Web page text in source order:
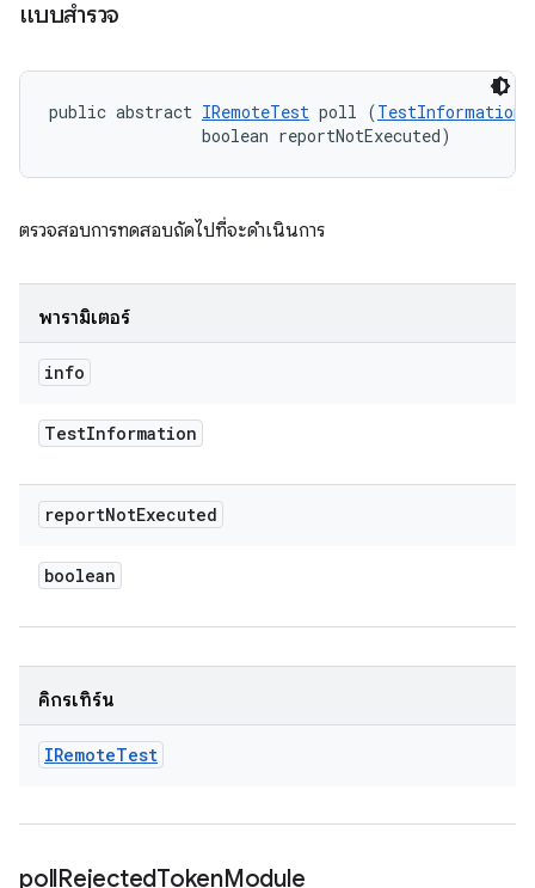
แบบสํารวจ
public abstract IRemoteTest poll (TestInformation
                boolean reportNotExecuted)
ตรวจสอบการทดสอบถัดไปที่จะดำเนินการ
พารามิเตอร์
info
TestInformation
reportNotExecuted
boolean
คิกรีเทิร์น
IRemoteTest
pollRejectedTokenModule